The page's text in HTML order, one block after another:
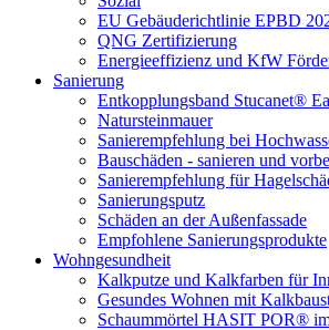
EU Gebäuderichtlinie EPBD
QNG Zertifizierung
Energieeffizienz und KfW
Sanierung
Entkopplungsband Stucanet®
Natursteinmauer
Sanierempfehlung bei
Bauschäden - sanieren und
Sanierempfehlung für
Sanierungsputz
Schäden an der Außenfassade
Empfohlene Sanierungsprodukte
Wohngesundheit
Kalkputze und Kalkfarben für
Gesundes Wohnen mit
Schaummörtel HASIT POR®